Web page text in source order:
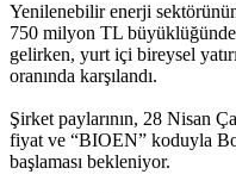
Yenilenebilir enerji
750 milyon TL
gelirken, yurt içi bireysel
oranında karşılandı.
Şirket paylarının, 28 Nisan
fiyat ve “BIOEN” koduyla
başlaması bekleniyor.